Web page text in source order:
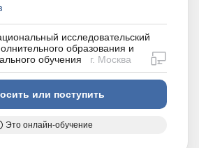
исследовательский
образования и
обучения
г. Москва
или поступить
Это онлайн-обучение